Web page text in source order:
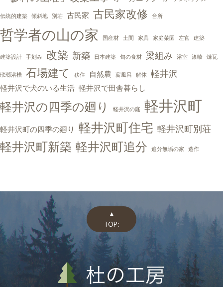
伝統的建築 傾斜地 別荘 古民家 古民家改修 台所
哲学者の山の家 国産材 土間 家具 家庭菜園 左官 建築
建築設計 手刻み 改築 新築 日本建築 旬の食材 梁組み 浴室 漆喰 煉瓦
琺瑯浴槽 石場建て 移住 自然農 薪風呂 解体 軽井沢
軽井沢で犬のいる生活 軽井沢で田舎暮らし
軽井沢の四季の廻り 軽井沢の庭 軽井沢町
軽井沢町の四季の廻り 軽井沢町住宅 軽井沢町別荘
軽井沢町新築 軽井沢町追分 追分無垢の家 造作
▲
TOP: